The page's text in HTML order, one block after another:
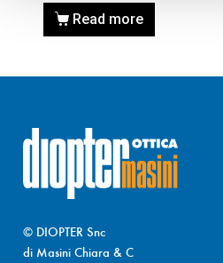
Read more
© DIOPTER Snc
di Masini Chiara & C